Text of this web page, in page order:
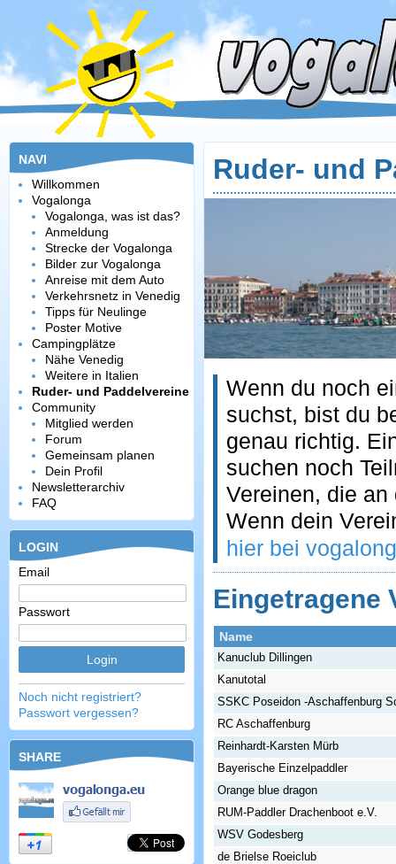
NAVI
Willkommen
Vogalonga
Vogalonga, was ist das?
Anmeldung
Strecke der Vogalonga
Bilder zur Vogalonga
Anreise mit dem Auto
Verkehrsnetz in Venedig
Tipps für Neulinge
Poster Motive
Campingplätze
Nähe Venedig
Weitere in Italien
Ruder- und Paddelvereine
Community
Mitglied werden
Forum
Gemeinsam planen
Dein Profil
Newsletterarchiv
FAQ
LOGIN
Email
Passwort
Noch nicht registriert?
Passwort vergessen?
SHARE
Ruder- und
Wenn du noch
suchst, bist du
genau richtig.
suchen noch
Vereinen, die
Wenn dein
hier bei
Eingetragene
Name
Kanuclub Dillingen
Kanutotal
SSKC Poseidon -Aschaffenburg
RC Aschaffenburg
Reinhardt-Karsten Mürb
Bayerische Einzelpaddler
Orange blue dragon
RUM-Paddler Drachenboot e.V.
WSV Godesberg
de Brielse Roeiclub